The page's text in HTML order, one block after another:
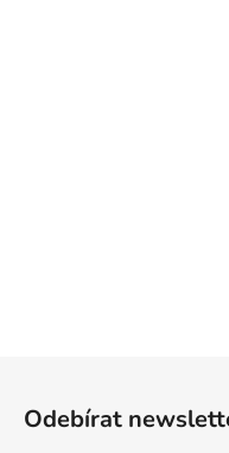
Odebírat